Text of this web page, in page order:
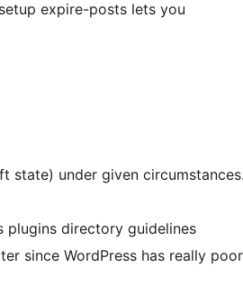
expire-posts lets you
state) under given circumstances.
plugins directory guidelines
since WordPress has really